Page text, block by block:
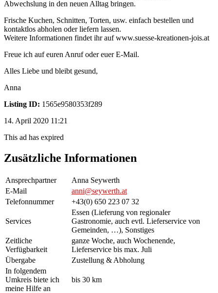
Abwechslung in den neuen Alltag bringen.
Frische Kuchen, Schnitten, Torten, usw. einfach bestellen und
kontaktlos abholen oder liefern lassen.
Weitere Informationen findet ihr auf www.suesse-kreationen-jois.at
Freue ich auf euren Anruf oder euer E-Mail.
Alles Liebe und bleibt gesund,
Anna
Listing ID: 1565e9580353f289
14. April 2020 11:21
This ad has expired
Zusätzliche Informationen
Ansprechpartner
Anna Seywerth
E-Mail
anni@seywerth.at
Telefonnummer
+43(0) 650 223 07 32
Services
Essen (Lieferung von regionaler
Gastronomie, auch evtl. Lieferservice von
Gemeinden, …), Sonstiges
Zeitliche
Verfügbarkeit
ganze Woche, auch Wochenende,
Lieferservice bis max. Juli
Übergabe
Zustellung & Abholung
In folgendem
Umkreis biete ich
meine Hilfe an
bis 30 km